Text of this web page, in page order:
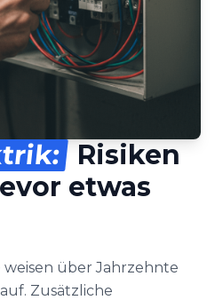
Risiken
etwas
über Jahrzehnte
Zusätzliche